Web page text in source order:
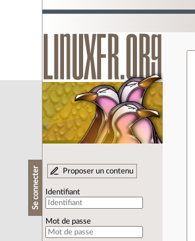
Se connecter Proposer un contenu
Identifiant
Mot de passe